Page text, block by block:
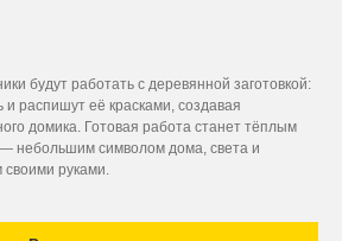
будут работать с деревянной заготовкой:
распишут её красками, создавая
домика. Готовая работа станет тёплым
небольшим символом дома, света и
руками.